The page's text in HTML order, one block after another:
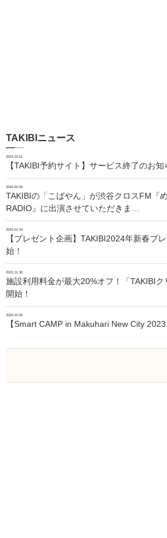
TAKIBIニュース
2024.10.01
【TAKIBI予約サイト】サービス終了のお知
2024.02.06
TAKIBIの「こばやん」が渋谷クロスFM『
RADIO』に出演させていただきま…
2024.01.24
【プレゼント企画】TAKIBI2024年新春プ
始！
2023.11.30
施設利用料金が最大20%オフ！「TAKIBIク
開始！
2023.10.05
【Smart CAMP in Makuhari New City